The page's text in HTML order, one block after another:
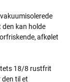
kan holde
afkølet
18/8 rustfrit
til et